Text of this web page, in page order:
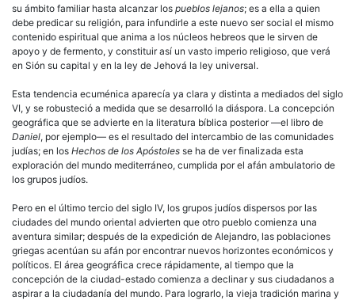
su ámbito familiar hasta alcanzar los pueblos lejanos; es a ella a quien
debe predicar su religión, para infundirle a este nuevo ser social el mismo
contenido espiritual que anima a los núcleos hebreos que le sirven de
apoyo y de fermento, y constituir así un vasto imperio religioso, que verá
en Sión su capital y en la ley de Jehová la ley universal.
Esta tendencia ecuménica aparecía ya clara y distinta a mediados del siglo
VI, y se robusteció a medida que se desarrolló la diáspora. La concepción
geográfica que se advierte en la literatura bíblica posterior —el libro de
Daniel, por ejemplo— es el resultado del intercambio de las comunidades
judías; en los Hechos de los Apóstoles se ha de ver finalizada esta
exploración del mundo mediterráneo, cumplida por el afán ambulatorio de
los grupos judíos.
Pero en el último tercio del siglo IV, los grupos judíos dispersos por las
ciudades del mundo oriental advierten que otro pueblo comienza una
aventura similar; después de la expedición de Alejandro, las poblaciones
griegas acentúan su afán por encontrar nuevos horizontes económicos y
políticos. El área geográfica crece rápidamente, al tiempo que la
concepción de la ciudad-estado comienza a declinar y sus ciudadanos a
aspirar a la ciudadanía del mundo. Para lograrlo, la vieja tradición marina y